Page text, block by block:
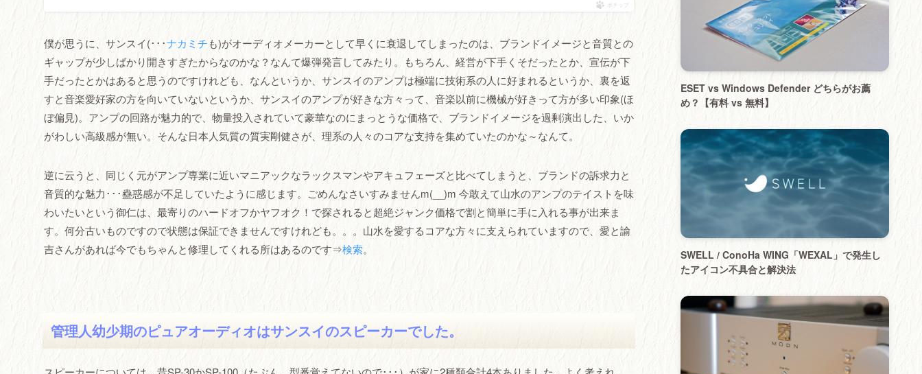
ポチップ
僕が思うに、サンスイ(･･･ナカミチも)がオーディオメーカーとして早くに衰退してしまったのは、ブランドイメージと音質との
ギャップが少しばかり開きすぎたからなのかな？なんて爆弾発言してみたり。もちろん、経営が下手くそだったとか、宣伝が下
手だったとかはあると思うのですけれども、なんというか、サンスイのアンプは極端に技術系の人に好まれるというか、裏を返
すと音楽愛好家の方を向いていないというか、サンスイのアンプが好きな方々って、音楽以前に機械が好きって方が多い印象(ほ
ぼ偏見)。アンプの回路が魅力的で、物量投入されていて豪華なのにまっとうな価格で、ブランドイメージを過剰演出した、いか
がわしい高級感が無い。そんな日本人気質の質実剛健さが、理系の人々のコアな支持を集めていたのかな～なんて。
逆に云うと、同じく元がアンプ専業に近いマニアックなラックスマンやアキュフェーズと比べてしまうと、ブランドの訴求力と
音質的な魅力･･･蠱惑感が不足していたように感じます。ごめんなさいすみませんm(__)m 今敢えて山水のアンプのテイストを味
わいたいという御仁は、最寄りのハードオフかヤフオク！で探されると超絶ジャンク価格で割と簡単に手に入れる事が出来ま
す。何分古いものですので状態は保証できませんですけれども。。。山水を愛するコアな方々に支えられていますので、愛と諭
吉さんがあれば今でもちゃんと修理してくれる所はあるのです⇒検索。
管理人幼少期のピュアオーディオはサンスイのスピーカーでした。
ESET vs Windows Defender どちらがお薦
め？【有料 vs 無料】
SWELL / ConoHa WING「WEXAL」で発生し
たアイコン不具合と解決法